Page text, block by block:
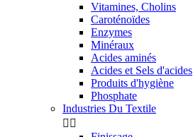
Vitamines, Cholins
Caroténoïdes
Enzymes
Minéraux
Acides aminés
Acides et Sels d'acides
Produits d'hygiène
Phosphate
Industries Du Textile
 